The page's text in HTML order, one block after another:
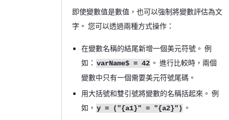
即使變數值是數值，也可以強制將變數評估為文
字。 您可以透過兩種方式操作：
在變數名稱的結尾新增一個美元符號。 例
如： varName$ = 42 。 進行比較時，兩個
變數中只有一個需要美元符號尾碼。
用大括號和雙引號將變數的名稱括起來。 例
如， y = ("{a1}" = "{a2}") 。